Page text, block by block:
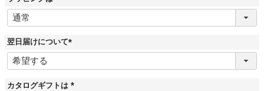
(
須
翌日届けについて
(
須
カタログギフトは